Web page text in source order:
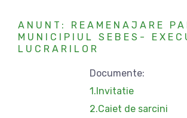
ANUNT: REAMENAJARE
MUNICIPIUL SEBES-
LUCRARILOR
Documente:
1.Invitatie
2.Caiet de sarcini